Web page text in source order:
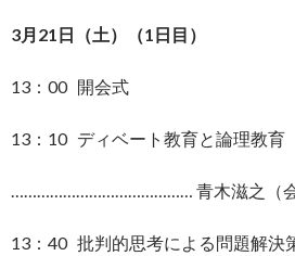
3月21日（土）（1日目）
13：00 開会式
13：10 ディベート教育と論理教育
…………………………………… 青木滋之（会
13：40 批判的思考による問題解決